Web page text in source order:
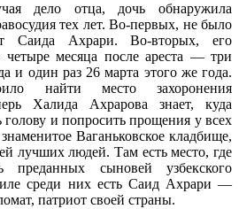
дело отца, дочь обнаружила
тех лет. Во-первых, не было
Саида Ахрари. Во-вторых, его
четыре месяца после ареста — три
и один раз 26 марта этого же года.
найти место захоронения
Халида Ахрарова знает, куда
и попросить прощения у всех
Ваганьковское кладбище,
лучших людей. Там есть место, где
преданных сыновей узбекского
среди них есть Саид Ахрари —
патриот своей страны.